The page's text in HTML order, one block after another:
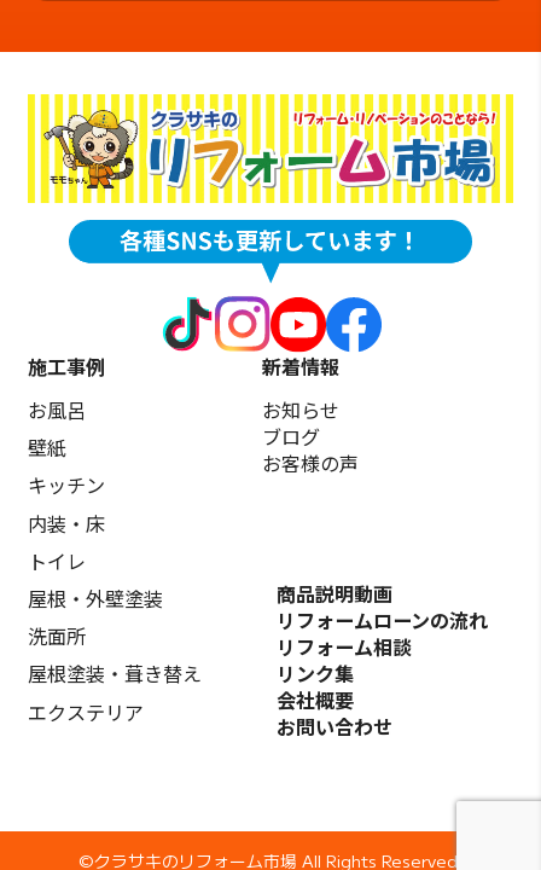
施工事例
お風呂
壁紙
キッチン
内装・床
トイレ
屋根・外壁塗装
洗面所
屋根塗装・葺き替え
エクステリア
新着情報
お知らせ
ブログ
お客様の声
商品説明動画
リフォームローンの流れ
リフォーム相談
リンク集
会社概要
お問い合わせ
©️クラサキのリフォーム市場 All Rights Reserved.